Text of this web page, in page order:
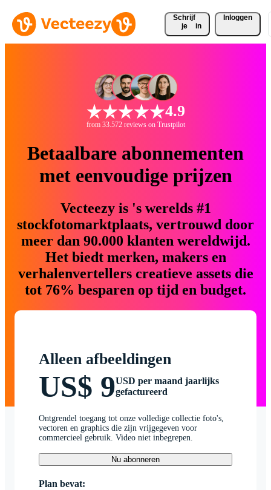
Schrijf
je
in
Inloggen
4.9
from 33.572 reviews on Trustpilot
Betaalbare abonnementen
met eenvoudige prijzen
Vecteezy is 's werelds #1
stockfotomarktplaats, vertrouwd door
meer dan 90.000 klanten wereldwijd.
Het biedt merken, makers en
verhalenvertellers creatieve assets die
tot 76% besparen op tijd en budget.
Alleen afbeeldingen
US$ 9USD per maand jaarlijks
gefactureerd
Ontgrendel toegang tot onze volledige collectie foto's,
vectoren en graphics die zijn vrijgegeven voor
commercieel gebruik. Video niet inbegrepen.
Nu abonneren
Plan bevat: